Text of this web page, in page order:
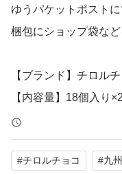
ゆうパケットポスト
梱包にショップ袋など
【ブランド】チロル
【内容量】18個入り
【状態】未使用
【フレーバー】コー
#チロルチョコ #九